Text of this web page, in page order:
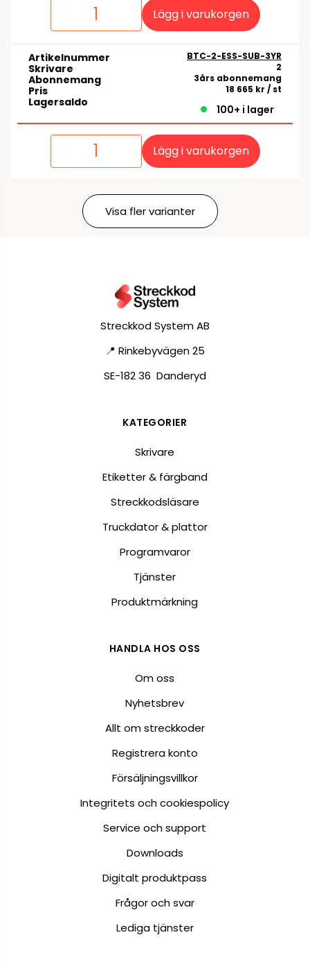
Lägg i varukorgen
Artikelnummer BTC-2-ESS-SUB-3YR
Skrivare 2
Abonnemang 3års abonnemang
Pris 18 665 kr / st
Lagersaldo
100+ i lager
Lägg i varukorgen
Visa fler varianter
Streckkod System AB
📍 Rinkebyvägen 25
SE-182 36 Danderyd
KATEGORIER
Skrivare
Etiketter & färgband
Streckkodsläsare
Truckdator & plattor
Programvaror
Tjänster
Produktmärkning
HANDLA HOS OSS
Om oss
Nyhetsbrev
Allt om streckkoder
Registrera konto
Försäljningsvillkor
Integritets och cookiespolicy
Service och support
Downloads
Digitalt produktpass
Frågor och svar
Lediga tjänster